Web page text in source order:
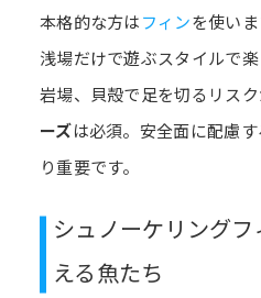
本格的な方はフィンを使い
浅場だけで遊ぶスタイルで
岩場、貝殻で足を切るリスク
ーズは必須。安全面に配慮
り重要です。
シュノーケリング
える魚たち